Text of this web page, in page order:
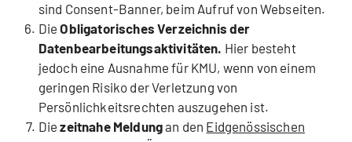
sind Consent-Banner, beim Aufruf von Webseiten.
Die Obligatorisches Verzeichnis der
Datenbearbeitungsaktivitäten. Hier besteht
jedoch eine Ausnahme für KMU, wenn von einem
geringen Risiko der Verletzung von
Persönlichkeitsrechten auszugehen ist.
Die zeitnahe Meldungan den Eidgenössischen